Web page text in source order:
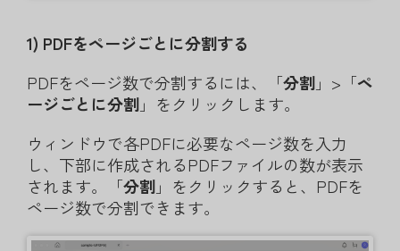
1) PDFをページごとに分割する
PDFをページ数で分割するには、「分割」>「ペ
ージごとに分割」をクリックします。
ウィンドウで各PDFに必要なページ数を入力
し、下部に作成されるPDFファイルの数が表示
されます。「分割」をクリックすると、PDFを
ページ数で分割できます。